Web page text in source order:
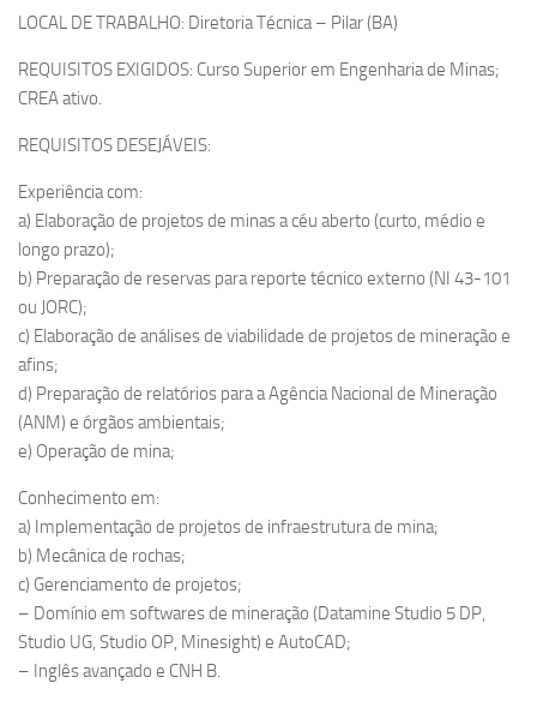
LOCAL DE TRABALHO: Diretoria Técnica – Pilar (BA)
REQUISITOS EXIGIDOS: Curso Superior em Engenharia de Minas;
CREA ativo.
REQUISITOS DESEJÁVEIS:
Experiência com:
a) Elaboração de projetos de minas a céu aberto (curto, médio e
longo prazo);
b) Preparação de reservas para reporte técnico externo (NI 43-101
ou JORC);
c) Elaboração de análises de viabilidade de projetos de mineração e
afins;
d) Preparação de relatórios para a Agência Nacional de Mineração
(ANM) e órgãos ambientais;
e) Operação de mina;
Conhecimento em:
a) Implementação de projetos de infraestrutura de mina;
b) Mecânica de rochas;
c) Gerenciamento de projetos;
– Domínio em softwares de mineração (Datamine Studio 5 DP,
Studio UG, Studio OP, Minesight) e AutoCAD;
– Inglês avançado e CNH B.